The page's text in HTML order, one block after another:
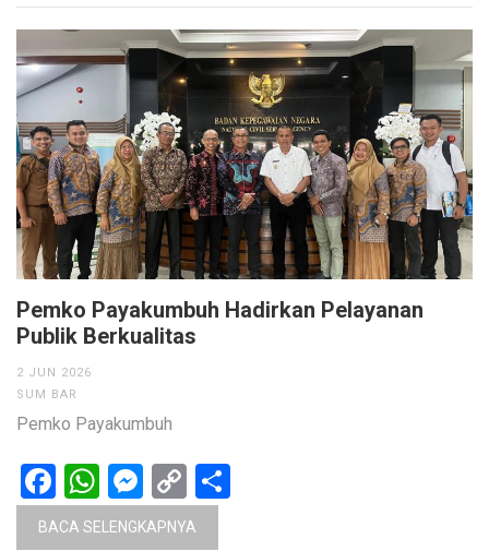
Pemko Payakumbuh Hadirkan Pelayanan
Publik Berkualitas
2 JUN 2026
SUM BAR
Pemko Payakumbuh
Facebook
WhatsApp
Messenger
Copy
Link
BACA SELENGKAPNYA